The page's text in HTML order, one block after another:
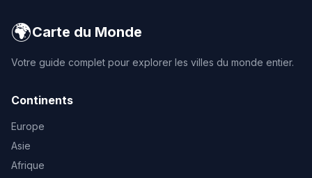
🌍Carte du Monde
Votre guide complet pour explorer les villes du monde entier.
Continents
Europe
Asie
Afrique